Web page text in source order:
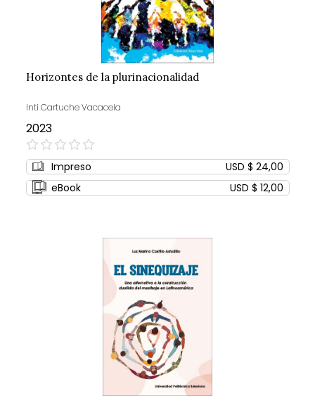
Horizontes de la plurinacionalidad
Inti Cartuche Vacacela
2023
0%
Impreso
USD $ 24,00
eBook
USD $ 12,00